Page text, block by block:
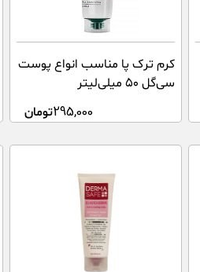
کرم ترک پا مناسب انواع پوست
سی‌گل ۵۰ میلی‌لیتر
295,000تومان